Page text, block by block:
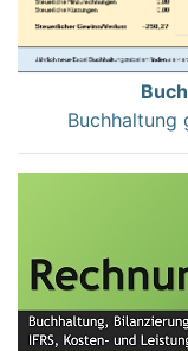
Buchhaltung